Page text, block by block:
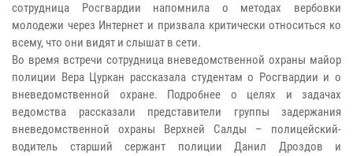
сотрудница Росгвардии напомнила о методах вербовки
молодежи через Интернет и призвала критически относиться ко
всему, что они видят и слышат в сети.
Во время встречи сотрудница вневедомственной охраны майор
полиции Вера Цуркан рассказала студентам о Росгвардии и о
вневедомственной охране. Подробнее о целях и задачах
ведомства рассказали представители группы задержания
вневедомственной охраны Верхней Салды – полицейский-
водитель старший сержант полиции Данил Дроздов и